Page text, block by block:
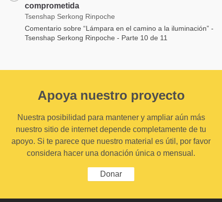
comprometida
Tsenshap Serkong Rinpoche
Comentario sobre “Lámpara en el camino a la iluminación” -
Tsenshap Serkong Rinpoche - Parte 10 de 11
Apoya nuestro proyecto
Nuestra posibilidad para mantener y ampliar aún más
nuestro sitio de internet depende completamente de tu
apoyo. Si te parece que nuestro material es útil, por favor
considera hacer una donación única o mensual.
Donar